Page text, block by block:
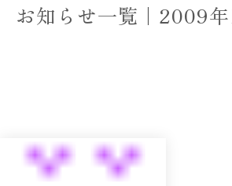
お知らせ一覧｜2009